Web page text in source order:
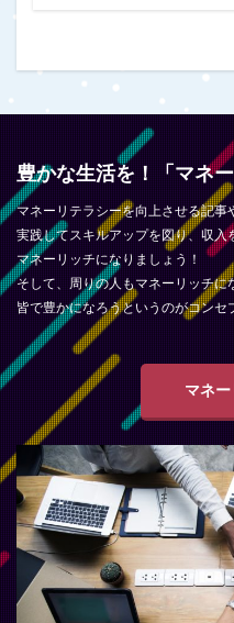
豊かな生活を！「マネー
マネーリテラシーを向上させる記事
実践してスキルアップを図り、収入
マネーリッチになりましょう！
そして、周りの人もマネーリッチに
皆で豊かになろうというのがコンセ
マネ